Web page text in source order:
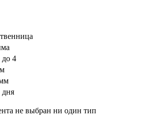
до 4
дня
не выбран ни один тип